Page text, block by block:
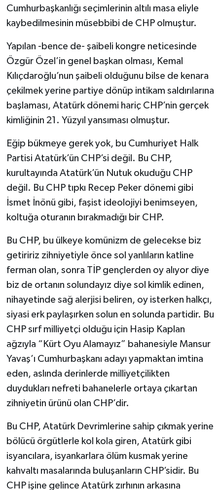
Cumhurbaşkanlığı seçimlerinin altılı masa eliyle
kaybedilmesinin müsebbibi de CHP olmuştur.
Yapılan -bence de- şaibeli kongre neticesinde
Özgür Özel’in genel başkan olması, Kemal
Kılıçdaroğlu’nun şaibeli olduğunu bilse de kenara
çekilmek yerine partiye dönüp intikam saldırılarına
başlaması, Atatürk dönemi hariç CHP’nin gerçek
kimliğinin 21. Yüzyıl yansıması olmuştur.
Eğip bükmeye gerek yok, bu Cumhuriyet Halk
Partisi Atatürk’ün CHP’si değil. Bu CHP,
kurultayında Atatürk’ün Nutuk okuduğu CHP
değil. Bu CHP tıpkı Recep Peker dönemi gibi
İsmet İnönü gibi, faşist ideolojiyi benimseyen,
koltuğa oturanın bırakmadığı bir CHP.
Bu CHP, bu ülkeye komünizm de gelecekse biz
getiririz zihniyetiyle önce sol yanlıların katline
ferman olan, sonra TİP gençlerden oy alıyor diye
biz de ortanın solundayız diye sol kimlik edinen,
nihayetinde sağ alerjisi beliren, oy isterken halkçı,
siyasi erk paylaşırken solun en solunda partidir. Bu
CHP sırf milliyetçi olduğu için Hasip Kaplan
ağzıyla “Kürt Oyu Alamayız” bahanesiyle Mansur
Yavaş’ı Cumhurbaşkanı adayı yapmaktan imtina
eden, aslında derinlerde milliyetçilikten
duydukları nefreti bahanelerle ortaya çıkartan
zihniyetin ürünü olan CHP’dir.
Bu CHP, Atatürk Devrimlerine sahip çıkmak yerine
bölücü örgütlerle kol kola giren, Atatürk gibi
isyancılara, isyankarlara ölüm kusmak yerine
kahvaltı masalarında buluşanların CHP’sidir. Bu
CHP işine gelince Atatürk zırhının arkasına